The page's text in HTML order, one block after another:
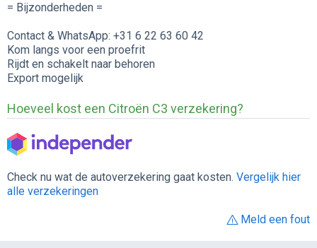
= Bijzonderheden =
Contact & WhatsApp: +31 6 22 63 60 42
Kom langs voor een proefrit
Rijdt en schakelt naar behoren
Export mogelijk
Hoeveel kost een Citroën C3 verzekering?
Check nu wat de autoverzekering gaat kosten. Vergelijk hier
alle verzekeringen
Meld een fout